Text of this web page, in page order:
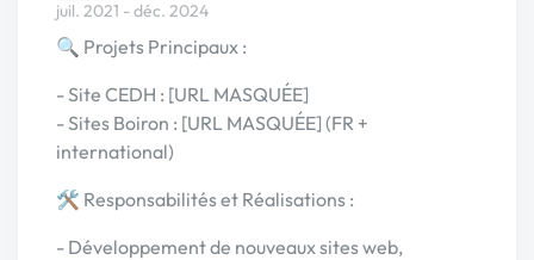
juil. 2021 - déc. 2024
🔍 Projets Principaux :
- Site CEDH : [URL MASQUÉE]
- Sites Boiron : [URL MASQUÉE] (FR +
international)
🛠 Responsabilités et Réalisations :
- Développement de nouveaux sites web,